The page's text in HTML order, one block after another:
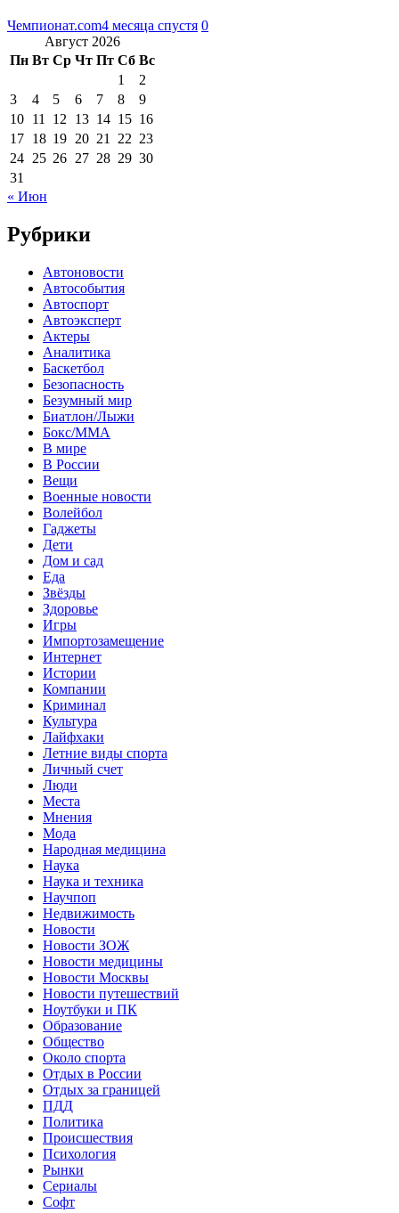
Чемпионат.com4 месяца спустя 0
Август 2026
Пн Вт Ср Чт Пт Сб Вс
1
2
3
4 5 6 7 8
9
10 11 12 13 14 15 16
17 18 19 20 21 22 23
24 25 26 27 28 29 30
31
« Июн
Рубрики
Автоновости
Автособытия
Автоспорт
Автоэксперт
Актеры
Аналитика
Баскетбол
Безопасность
Безумный мир
Биатлон/Лыжи
Бокс/MMA
В мире
В России
Вещи
Военные новости
Волейбол
Гаджеты
Дети
Дом и сад
Еда
Звёзды
Здоровье
Игры
Импортозамещение
Интернет
Истории
Компании
Криминал
Культура
Лайфхаки
Летние виды спорта
Личный счет
Люди
Места
Мнения
Мода
Народная медицина
Наука
Наука и техника
Научпоп
Недвижимость
Новости
Новости ЗОЖ
Новости медицины
Новости Москвы
Новости путешествий
Ноутбуки и ПК
Образование
Общество
Около спорта
Отдых в России
Отдых за границей
ПДД
Политика
Происшествия
Психология
Рынки
Сериалы
Софт